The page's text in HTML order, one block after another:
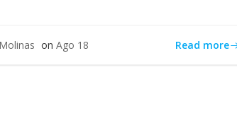
on Ago 18 Read more